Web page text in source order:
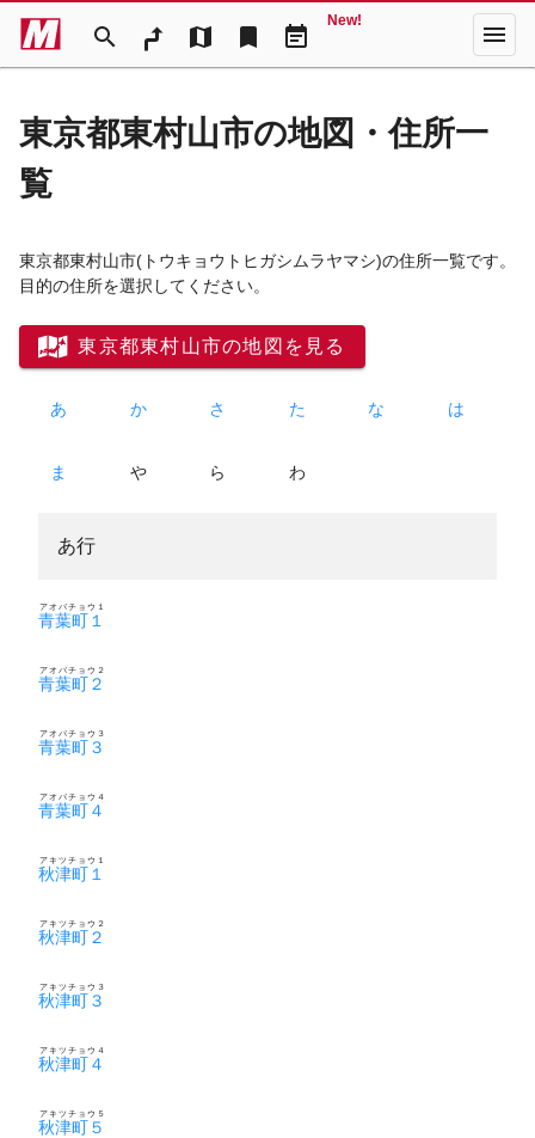
search map bookmark event_note
New! menu
東京都東村山市の地図・住所一
覧
東京都東村山市(トウキョウトヒガシムラヤマシ)の住所一覧です。
目的の住所を選択してください。
東京都東村山市の地図を見る
あ か さ た な は
ま や ら わ
あ行
青葉町１
アオバチョウ１
青葉町２
アオバチョウ２
青葉町３
アオバチョウ３
青葉町４
アオバチョウ４
秋津町１
アキツチョウ１
秋津町２
アキツチョウ２
秋津町３
アキツチョウ３
秋津町４
アキツチョウ４
秋津町５
アキツチョウ５